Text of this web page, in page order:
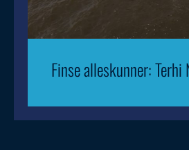
Finse alleskunner: